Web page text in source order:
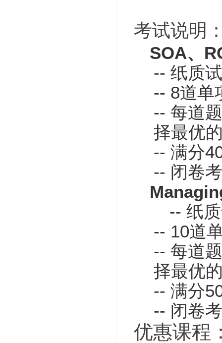
考试说明
SOA、
-- 纸质
-- 8道单
-- 每道
择最优
-- 满分
-- 闭卷
-- 纸
-- 10道
-- 每道
择最优
-- 满分
-- 闭卷
优惠课程